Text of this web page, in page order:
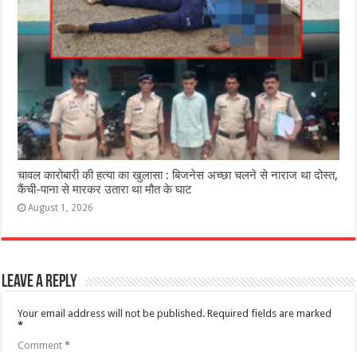
चावल कारोबारी की हत्या का खुलासा : बिजनेस अच्छा चलने से नाराज था दोस्त,
कैंची-पाना से मारकर उतारा था मौत के घाट
August 1, 2026
Leave a Reply
Your email address will not be published. Required fields are marked
*
Comment*